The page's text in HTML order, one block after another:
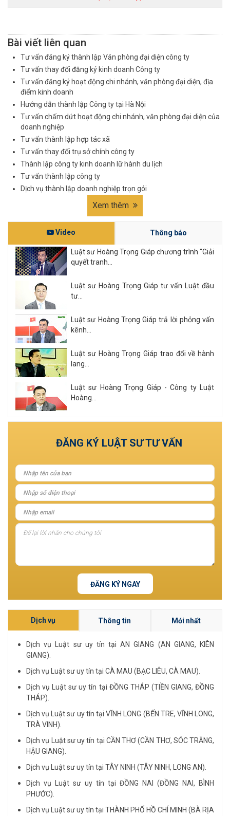
Bài viết liên quan
Tư vấn đăng ký thành lập Văn phòng đại diện công ty
Tư vấn thay đổi đăng ký kinh doanh Công ty
Tư vấn đăng ký hoạt động chi nhánh, văn phòng đại diện, địa
điểm kinh doanh
Hướng dẫn thành lập Công ty tại Hà Nội
Tư vấn chấm dứt hoạt động chi nhánh, văn phòng đại diện của
doanh nghiệp
Tư vấn thành lập hợp tác xã
Tư vấn thay đổi trụ sở chính công ty
Thành lập công ty kinh doanh lữ hành du lịch
Tư vấn thành lập công ty
Dịch vụ thành lập doanh nghiệp trọn gói
Xem thêm
Video Thông báo
Luật sư Hoàng Trọng Giáp chương trình "Giải
quyết tranh...
Luật sư Hoàng Trọng Giáp tư vấn Luật đầu
tư...
Luật sư Hoàng Trọng Giáp trả lời phỏng vấn
kênh...
Luật sư Hoàng Trọng Giáp trao đổi về hành
lang...
Luật sư Hoàng Trọng Giáp - Công ty Luật
Hoàng...
Xem tất cả
ĐĂNG KÝ LUẬT SƯ TƯ VẤN
ĐĂNG KÝ NGAY
Dịch vụ Thông tin Mới nhất
Dịch vụ Luật sư uy tín tại AN GIANG (AN GIANG, KIÊN
GIANG).
Dịch vụ Luật sư uy tín tại CÀ MAU (BẠC LIÊU, CÀ MAU).
Dịch vụ Luật sư uy tín tại ĐỒNG THÁP (TIỀN GIANG, ĐỒNG
THÁP).
Dịch vụ Luật sư uy tín tại VĨNH LONG (BẾN TRE, VĨNH LONG,
TRÀ VINH).
Dịch vụ Luật sư uy tín tại CẦN THƠ (CẦN THƠ, SÓC TRĂNG,
HẬU GIANG).
Dịch vụ Luật sư uy tín tại TÂY NINH (TÂY NINH, LONG AN).
Dịch vụ Luật sư uy tín tại ĐỒNG NAI (ĐỒNG NAI, BÌNH
PHƯỚC).
Dịch vụ Luật sư uy tín tại THÀNH PHỐ HỒ CHÍ MINH (BÀ RỊA